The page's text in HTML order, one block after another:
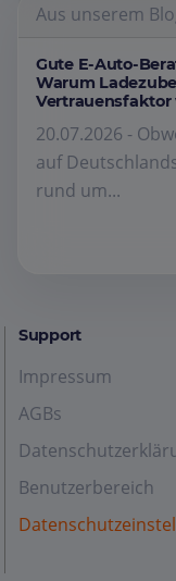
Aus unserem
Gute E-Auto-
Warum
Vertrauensfaktor
20.07.2026 -
auf
rund um...
Support
Impressum
AGBs
Benutzerbereich